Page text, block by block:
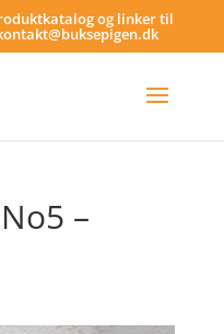
og linker til
–